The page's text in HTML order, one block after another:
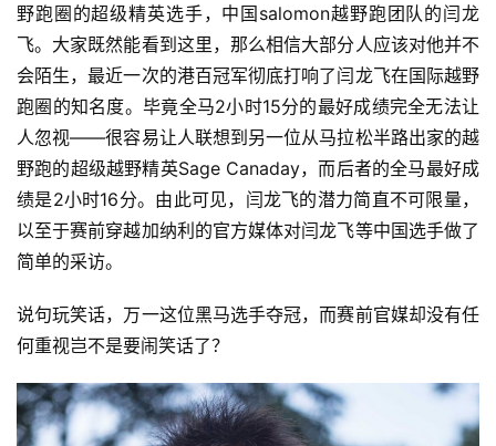
比
赛
观
察
备
练
野跑圈的超级精英选手，中国salomon越野跑团队的闫龙
飞。大家既然能看到这里，那么相信大部分人应该对他并不
会陌生，最近一次的港百冠军彻底打响了闫龙飞在国际越野
跑圈的知名度。毕竟全马2小时15分的最好成绩完全无法让
人忽视——很容易让人联想到另一位从马拉松半路出家的越
野跑的超级越野精英Sage Canaday，而后者的全马最好成
绩是2小时16分。由此可见，闫龙飞的潜力简直不可限量，
以至于赛前穿越加纳利的官方媒体对闫龙飞等中国选手做了
简单的采访。
说句玩笑话，万一这位黑马选手夺冠，而赛前官媒却没有任
何重视岂不是要闹笑话了？